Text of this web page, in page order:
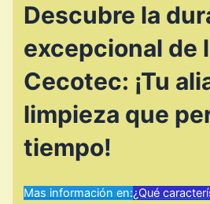
Descubre la
excepcional de
Cecotec: ¡Tu
limpieza que
tiempo!
Mas información en:¿Qué